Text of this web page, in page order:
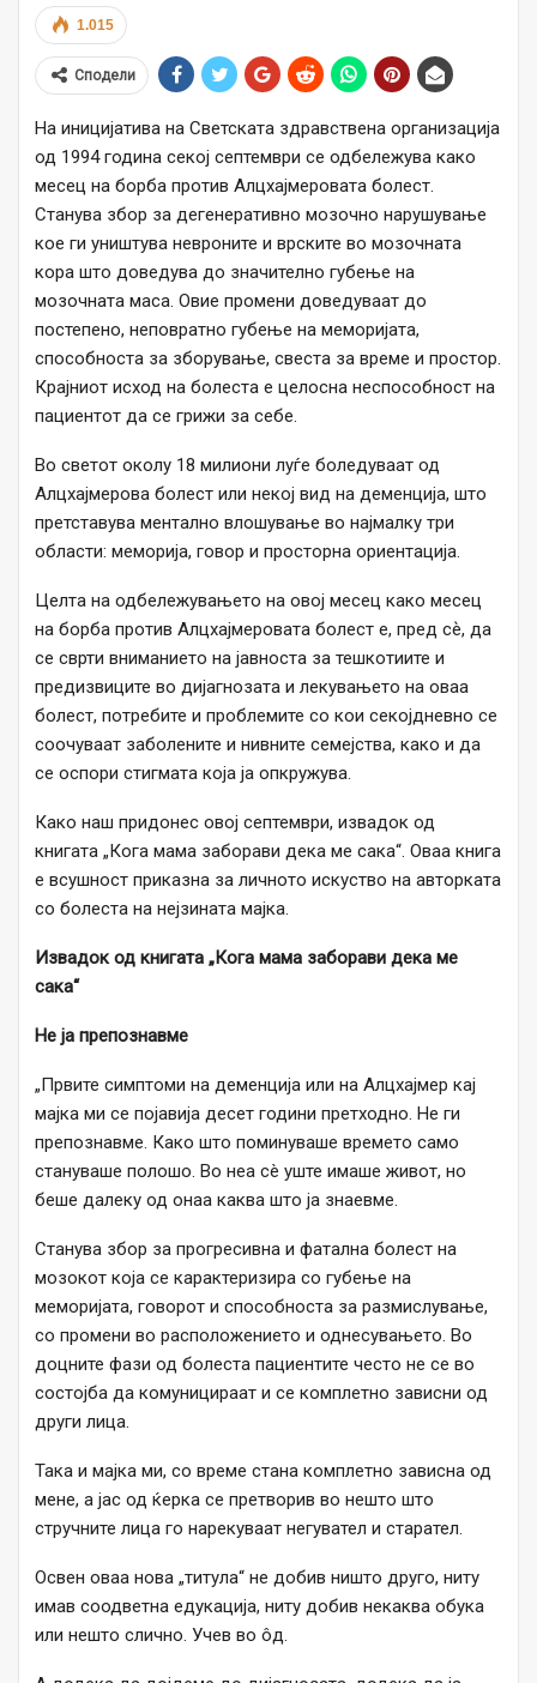
1.015
Сподели
На иницијатива на Светската здравствена организација
од 1994 година секој септември се одбележува како
месец на борба против Алцхајмеровата болест.
Станува збор за дегенеративно мозочно нарушување
кое ги уништува невроните и врските во мозочната
кора што доведува до значително губење на
мозочната маса. Овие промени доведуваат до
постепено, неповратно губење на меморијата,
способноста за зборување, свеста за време и простор.
Крајниот исход на болеста е целосна неспособност на
пациентот да се грижи за себе.
Во светот околу 18 милиони луѓе боледуваат од
Алцхајмерова болест или некој вид на деменција, што
претставува ментално влошување во најмалку три
области: меморија, говор и просторна ориентација.
Целта на одбележувањето на овој месец како месец
на борба против Алцхајмеровата болест е, пред сѐ, да
се сврти вниманието на јавноста за тешкотиите и
предизвиците во дијагнозата и лекувањето на оваа
болест, потребите и проблемите со кои секојдневно се
соочуваат заболените и нивните семејства, како и да
се оспори стигмата која ја опкружува.
Како наш придонес овој септември, извадок од
книгата „Кога мама заборави дека ме сака“. Оваа книга
е всушност приказна за личното искуство на авторката
со болеста на нејзината мајка.
Извадок од книгата „Кога мама заборави дека ме
сака“
Не ја препознавме
„Првите симптоми на деменција или на Алцхајмер кај
мајка ми се појавија десет години претходно. Не ги
препознавме. Како што поминуваше времето само
стануваше полошо. Во неа сè уште имаше живот, но
беше далеку од онаа каква што ја знаевме.
Станува збор за прогресивна и фатална болест на
мозокот која се карактеризира со губење на
меморијата, говорот и способноста за размислување,
со промени во расположението и однесувањето. Во
доцните фази од болеста пациентите често не се во
состојба да комуницираат и се комплетно зависни од
други лица.
Така и мајка ми, со време стана комплетно зависна од
мене, а јас од ќерка се претворив во нешто што
стручните лица го нарекуваат негувател и старател.
Освен оваа нова „титула“ не добив ништо друго, ниту
имав соодветна едукација, ниту добив некаква обука
или нешто слично. Учев во ôд.